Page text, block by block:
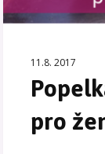
11.8. 2017
pro